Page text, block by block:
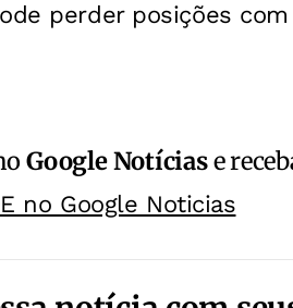
perder posições
Google Notíciase
no Google Noticias